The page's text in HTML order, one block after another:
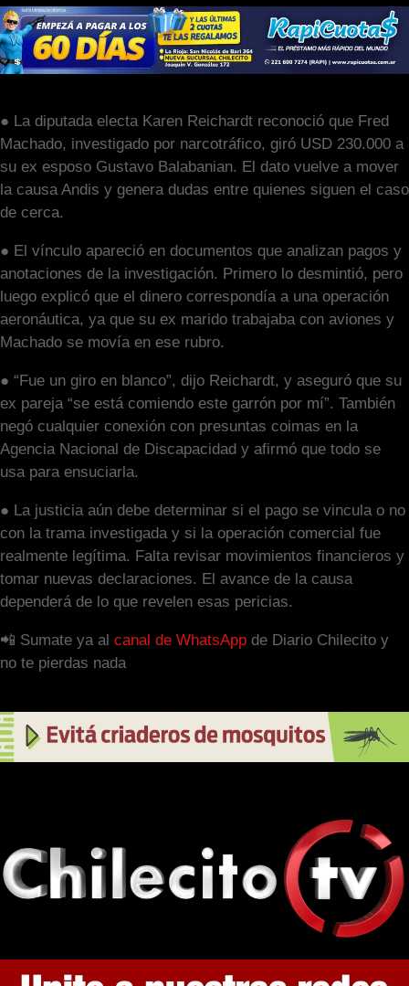
● La diputada electa Karen Reichardt reconoció que Fred
Machado, investigado por narcotráfico, giró USD 230.000 a
su ex esposo Gustavo Balabanian. El dato vuelve a mover
la causa Andis y genera dudas entre quienes siguen el caso
de cerca.
● El vínculo apareció en documentos que analizan pagos y
anotaciones de la investigación. Primero lo desmintió, pero
luego explicó que el dinero correspondía a una operación
aeronáutica, ya que su ex marido trabajaba con aviones y
Machado se movía en ese rubro.
● “Fue un giro en blanco”, dijo Reichardt, y aseguró que su
ex pareja “se está comiendo este garrón por mí”. También
negó cualquier conexión con presuntas coimas en la
Agencia Nacional de Discapacidad y afirmó que todo se
usa para ensuciarla.
● La justicia aún debe determinar si el pago se vincula o no
con la trama investigada y si la operación comercial fue
realmente legítima. Falta revisar movimientos financieros y
tomar nuevas declaraciones. El avance de la causa
dependerá de lo que revelen esas pericias.
📲 Sumate ya al canal de WhatsApp de Diario Chilecito y
no te pierdas nada